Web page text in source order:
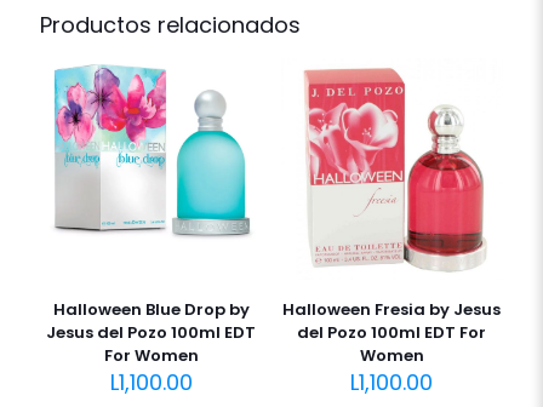
Productos relacionados
Halloween Blue Drop by
Jesus del Pozo 100ml EDT
For Women
L1,100.00
Halloween Fresia by Jesus
del Pozo 100ml EDT For
Women
L1,100.00